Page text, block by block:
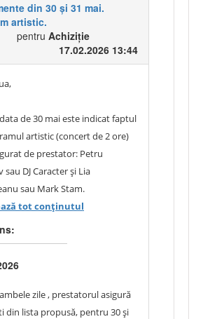
din 30 și 31 mai.
artistic.
pentru Achiziție
17.02.2026 13:44
de 30 mai este indicat faptul
artistic (concert de 2 ore)
de prestator: Petru
sau DJ Caracter și Lia
sau Mark Stam.
de 31 mai nu este specificat
programul artistic cu
sarcini (Orchestra de Muzică
„Ciobănaș” din Călărași;
de Dansuri Populare
tot conținutul
zile , prestatorul asigură
din lista propusă, pentru 30 și